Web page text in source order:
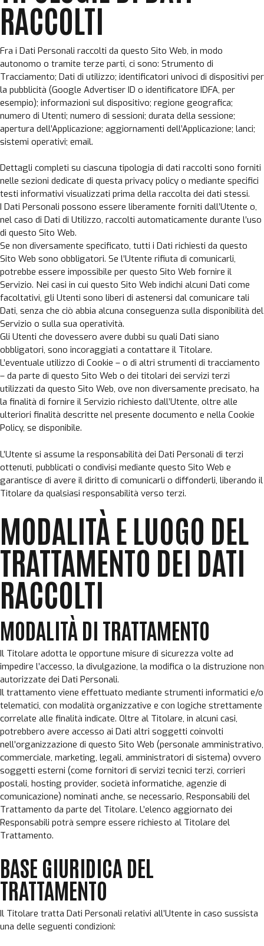
RACCOLTI
Fra i Dati Personali raccolti da questo Sito Web, in modo
autonomo o tramite terze parti, ci sono: Strumento di
Tracciamento; Dati di utilizzo; identificatori univoci di dispositivi per
la pubblicità (Google Advertiser ID o identificatore IDFA, per
esempio); informazioni sul dispositivo; regione geografica;
numero di Utenti; numero di sessioni; durata della sessione;
apertura dell’Applicazione; aggiornamenti dell’Applicazione; lanci;
sistemi operativi; email.
Dettagli completi su ciascuna tipologia di dati raccolti sono forniti
nelle sezioni dedicate di questa privacy policy o mediante specifici
testi informativi visualizzati prima della raccolta dei dati stessi.
I Dati Personali possono essere liberamente forniti dall’Utente o,
nel caso di Dati di Utilizzo, raccolti automaticamente durante l’uso
di questo Sito Web.
Se non diversamente specificato, tutti i Dati richiesti da questo
Sito Web sono obbligatori. Se l’Utente rifiuta di comunicarli,
potrebbe essere impossibile per questo Sito Web fornire il
Servizio. Nei casi in cui questo Sito Web indichi alcuni Dati come
facoltativi, gli Utenti sono liberi di astenersi dal comunicare tali
Dati, senza che ciò abbia alcuna conseguenza sulla disponibilità del
Servizio o sulla sua operatività.
Gli Utenti che dovessero avere dubbi su quali Dati siano
obbligatori, sono incoraggiati a contattare il Titolare.
L’eventuale utilizzo di Cookie – o di altri strumenti di tracciamento
– da parte di questo Sito Web o dei titolari dei servizi terzi
utilizzati da questo Sito Web, ove non diversamente precisato, ha
la finalità di fornire il Servizio richiesto dall’Utente, oltre alle
ulteriori finalità descritte nel presente documento e nella Cookie
Policy, se disponibile.
L’Utente si assume la responsabilità dei Dati Personali di terzi
ottenuti, pubblicati o condivisi mediante questo Sito Web e
garantisce di avere il diritto di comunicarli o diffonderli, liberando il
Titolare da qualsiasi responsabilità verso terzi.
MODALITÀ E LUOGO DEL
TRATTAMENTO DEI DATI
RACCOLTI
MODALITÀ DI TRATTAMENTO
Il Titolare adotta le opportune misure di sicurezza volte ad
impedire l’accesso, la divulgazione, la modifica o la distruzione non
autorizzate dei Dati Personali.
Il trattamento viene effettuato mediante strumenti informatici e/o
telematici, con modalità organizzative e con logiche strettamente
correlate alle finalità indicate. Oltre al Titolare, in alcuni casi,
potrebbero avere accesso ai Dati altri soggetti coinvolti
nell’organizzazione di questo Sito Web (personale amministrativo,
commerciale, marketing, legali, amministratori di sistema) ovvero
soggetti esterni (come fornitori di servizi tecnici terzi, corrieri
postali, hosting provider, società informatiche, agenzie di
comunicazione) nominati anche, se necessario, Responsabili del
Trattamento da parte del Titolare. L’elenco aggiornato dei
Responsabili potrà sempre essere richiesto al Titolare del
Trattamento.
BASE GIURIDICA DEL
TRATTAMENTO
Il Titolare tratta Dati Personali relativi all’Utente in caso sussista
una delle seguenti condizioni: